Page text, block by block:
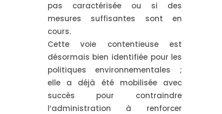
pas caractérisée ou si des
mesures suffisantes sont en
cours.
Cette voie contentieuse est
désormais bien identifiée pour les
politiques environnementales ;
elle a déjà été mobilisée avec
succès pour contraindre
l’administration à renforcer